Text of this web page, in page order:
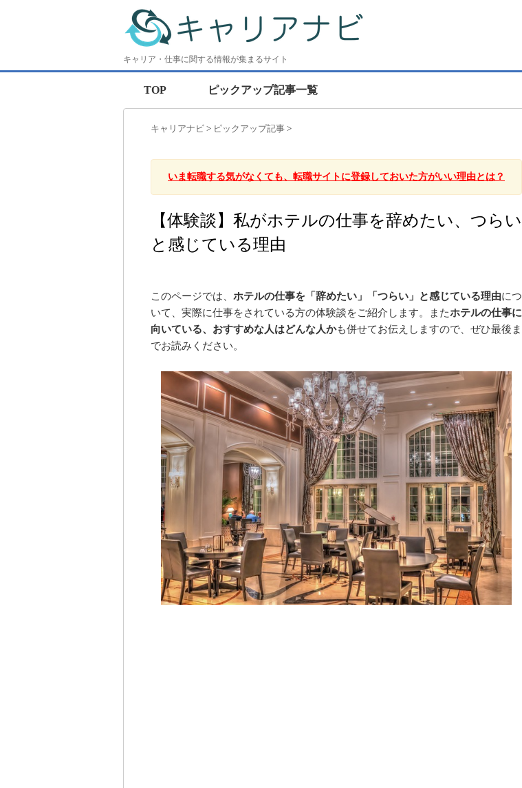
キャリア・仕事に関する情報が集まるサイト
TOP ピックアップ記事一覧
キャリアナビ > ピックアップ記事 >
いま転職する気がなくても、転職サイトに登録しておいた方がいい理由とは？
【体験談】私がホテルの仕事を辞めたい、つらい
と感じている理由
このページでは、 ホテルの仕事を「辞めたい」「つらい」と感じている理由につ
いて、実際に仕事をされている方の体験談をご紹介します。またホテルの仕事に
向いている、おすすめな人はどんな人かも併せてお伝えしますので、ぜひ最後ま
でお読みください。